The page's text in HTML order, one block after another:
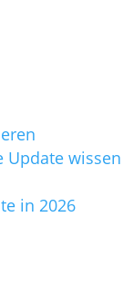
Update wissen
in 2026